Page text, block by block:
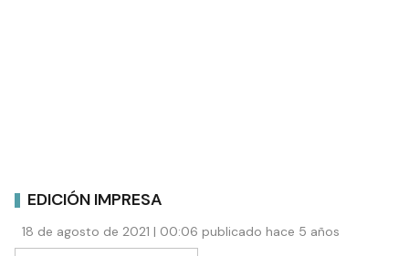
EDICIÓN IMPRESA
18 de agosto de 2021 | 00:06 publicado hace 5 años